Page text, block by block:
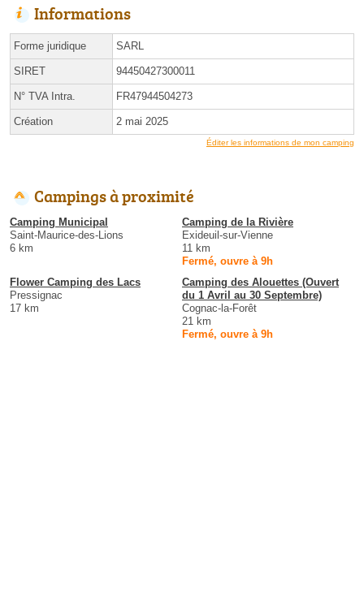
Informations
Forme juridique SARL
SIRET 94450427300011
N° TVA Intra. FR47944504273
Création 2 mai 2025
Éditer les informations de mon camping
Campings à proximité
Camping Municipal
Saint-Maurice-des-Lions
6 km
Camping de la Rivière
Exideuil-sur-Vienne
11 km
Fermé, ouvre à 9h
Flower Camping des Lacs
Pressignac
17 km
Camping des Alouettes (Ouvert
du 1 Avril au 30 Septembre)
Cognac-la-Forêt
21 km
Fermé, ouvre à 9h